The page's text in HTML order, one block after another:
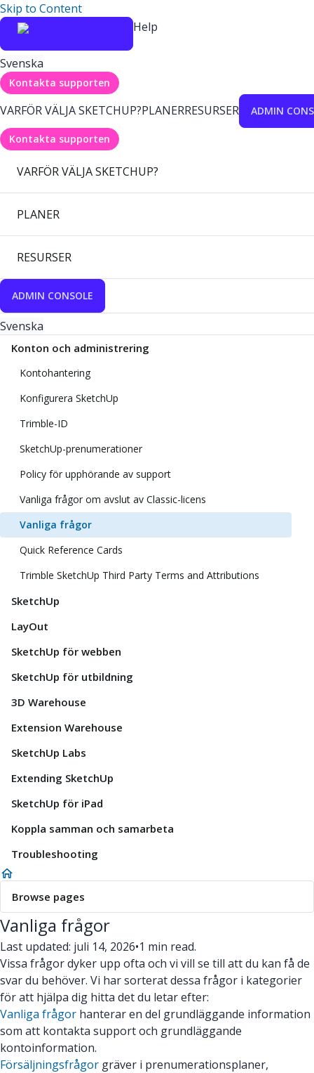
Skip to Content
Help
Svenska
Kontakta supporten
VARFÖR VÄLJA SKETCHUP?PLANERRESURSER ADMIN
Kontakta supporten
VARFÖR VÄLJA SKETCHUP?
PLANER
RESURSER
ADMIN CONSOLE
Svenska
Konton och administrering
Kontohantering
Konfigurera SketchUp
Trimble-ID
SketchUp-prenumerationer
Policy för upphörande av support
Vanliga frågor om avslut av Classic-licens
Vanliga frågor
Quick Reference Cards
Trimble SketchUp Third Party Terms and Attributions
SketchUp
LayOut
SketchUp för webben
SketchUp för utbildning
3D Warehouse
Extension Warehouse
SketchUp Labs
Extending SketchUp
SketchUp för iPad
Koppla samman och samarbeta
Troubleshooting
Browse pages
Vanliga frågor
Last updated: juli 14, 2026•1 min read.
Vissa frågor dyker upp ofta och vi vill se till att du kan få de
svar du behöver. Vi har sorterat dessa frågor i kategorier
för att hjälpa dig hitta det du letar efter:
Vanliga frågor hanterar en del grundläggande information
som att kontakta support och grundläggande
kontoinformation.
Försäljningsfrågor gräver i prenumerationsplaner,